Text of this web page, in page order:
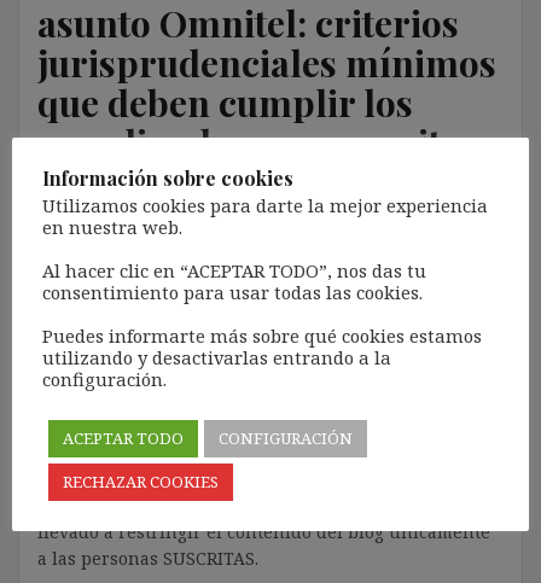
asunto Omnitel: criterios
jurisprudenciales mínimos
que deben cumplir los
coordinadores para evitar
una puesta a disposición
(STS 27/11/25)
22 enero, 2026 ibdehere Comentarios Jurisprudencia
El propósito de este blog es compartir contenido de
forma totalmente GRATUITA.
La proliferación de empresas que utilizan la
Inteligencia Artificial Generativa (IAG) con ánimo de
lucro y que se apropian del contenido de terceros sin
ningún respeto por los derechos de autor, me ha
llevado a restringir el contenido del blog únicamente
a las personas SUSCRITAS.
Información sobre cookies
Utilizamos cookies para darte la mejor experiencia
en nuestra web.
Al hacer clic en “ACEPTAR TODO”, nos das tu
consentimiento para usar todas las cookies.
Puedes informarte más sobre qué cookies estamos
utilizando y desactivarlas entrando a la
configuración.
ACEPTAR TODO
CONFIGURACIÓN
RECHAZAR COOKIES